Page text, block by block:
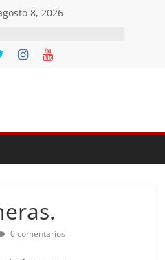
8, 2026
0 comentarios